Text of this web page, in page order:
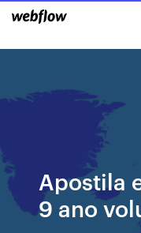
Apostila
9 ano